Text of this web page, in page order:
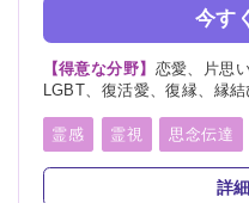
今す
【得意な分野】 恋愛、片思
LGBT、復活愛、復縁、縁
事、転職、人間関係、人生
持ち、総合運、過去、未来
真、ペット、霊障、カルマ
霊感 霊視 思念伝達
霊符 霊眼 前世 後
詳